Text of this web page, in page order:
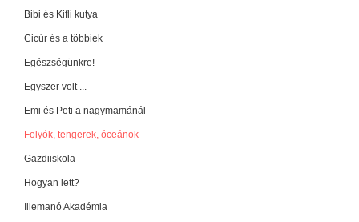
Bibi és Kifli kutya
Cicúr és a többiek
Egészségünkre!
Egyszer volt ...
Emi és Peti a nagymamánál
Folyók, tengerek, óceánok
Gazdiiskola
Hogyan lett?
Illemanó Akadémia